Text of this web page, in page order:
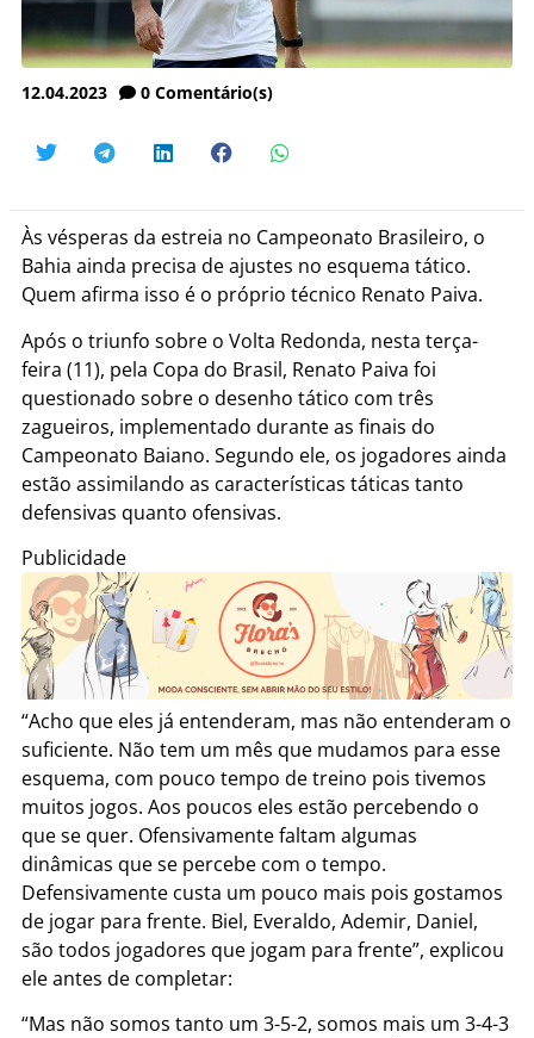
12.04.2023 0 Comentário(s)
Às vésperas da estreia no Campeonato Brasileiro, o
Bahia ainda precisa de ajustes no esquema tático.
Quem afirma isso é o próprio técnico Renato Paiva.
Após o triunfo sobre o Volta Redonda, nesta terça-
feira (11), pela Copa do Brasil, Renato Paiva foi
questionado sobre o desenho tático com três
zagueiros, implementado durante as finais do
Campeonato Baiano. Segundo ele, os jogadores ainda
estão assimilando as características táticas tanto
defensivas quanto ofensivas.
Publicidade
“Acho que eles já entenderam, mas não entenderam o
suficiente. Não tem um mês que mudamos para esse
esquema, com pouco tempo de treino pois tivemos
muitos jogos. Aos poucos eles estão percebendo o
que se quer. Ofensivamente faltam algumas
dinâmicas que se percebe com o tempo.
Defensivamente custa um pouco mais pois gostamos
de jogar para frente. Biel, Everaldo, Ademir, Daniel,
são todos jogadores que jogam para frente”, explicou
ele antes de completar:
“Mas não somos tanto um 3-5-2, somos mais um 3-4-3